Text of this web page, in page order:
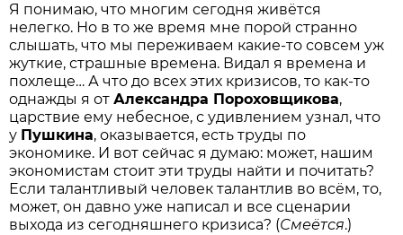
Я понимаю, что многим сегодня живётся
нелегко. Но в то же время мне порой странно
слышать, что мы переживаем какие-то совсем уж
жуткие, страшные времена. Видал я времена и
похлеще… А что до всех этих кризисов, то как-то
однажды я отАлександра Пороховщикова,
царствие ему небесное, с удивлением узнал, что
у Пушкина, оказывается, есть труды по
экономике. И вот сейчас я думаю: может, нашим
экономистам стоит эти труды найти и почитать?
Если талантливый человек талантлив во всём, то,
может, он давно уже написал и все сценарии
выхода из сегодняшнего кризиса? (Смеётся.)